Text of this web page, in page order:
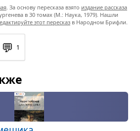
. За основу пересказа взято издание рассказа
в 30 томах (М.: Наука, 1979). Нашли
этот пересказ в Народном Брифли.
💬 1